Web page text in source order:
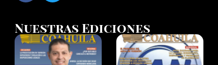
Nuestras Ediciones